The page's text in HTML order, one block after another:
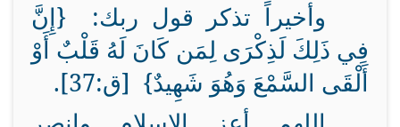
وأخيراً تذكر قول ربك: {إِنَّ
فِي ذَلِكَ لَذِكْرَى لِمَن كَانَ لَهُ قَلْبٌ أَوْ
أَلْقَى السَّمْعَ وَهُوَ شَهِيدٌ} [ق:37].